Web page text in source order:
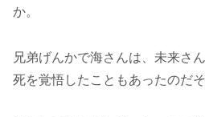
か。
兄弟げんかで海さんは、未来さ
死を覚悟したこともあったのだそ